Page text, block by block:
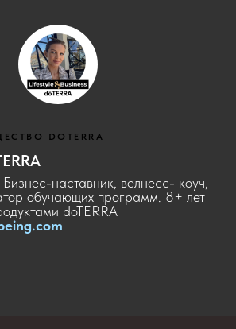
DOTERRA
наставник, велнесс- коуч,
обучающих программ. 8+ лет
doTERRA